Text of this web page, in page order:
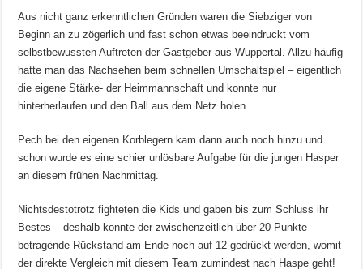
Aus nicht ganz erkenntlichen Gründen waren die Siebziger von
Beginn an zu zögerlich und fast schon etwas beeindruckt vom
selbstbewussten Auftreten der Gastgeber aus Wuppertal. Allzu häufig
hatte man das Nachsehen beim schnellen Umschaltspiel – eigentlich
die eigene Stärke- der Heimmannschaft und konnte nur
hinterherlaufen und den Ball aus dem Netz holen.
Pech bei den eigenen Korblegern kam dann auch noch hinzu und
schon wurde es eine schier unlösbare Aufgabe für die jungen Hasper
an diesem frühen Nachmittag.
Nichtsdestotrotz fighteten die Kids und gaben bis zum Schluss ihr
Bestes – deshalb konnte der zwischenzeitlich über 20 Punkte
betragende Rückstand am Ende noch auf 12 gedrückt werden, womit
der direkte Vergleich mit diesem Team zumindest nach Haspe geht!